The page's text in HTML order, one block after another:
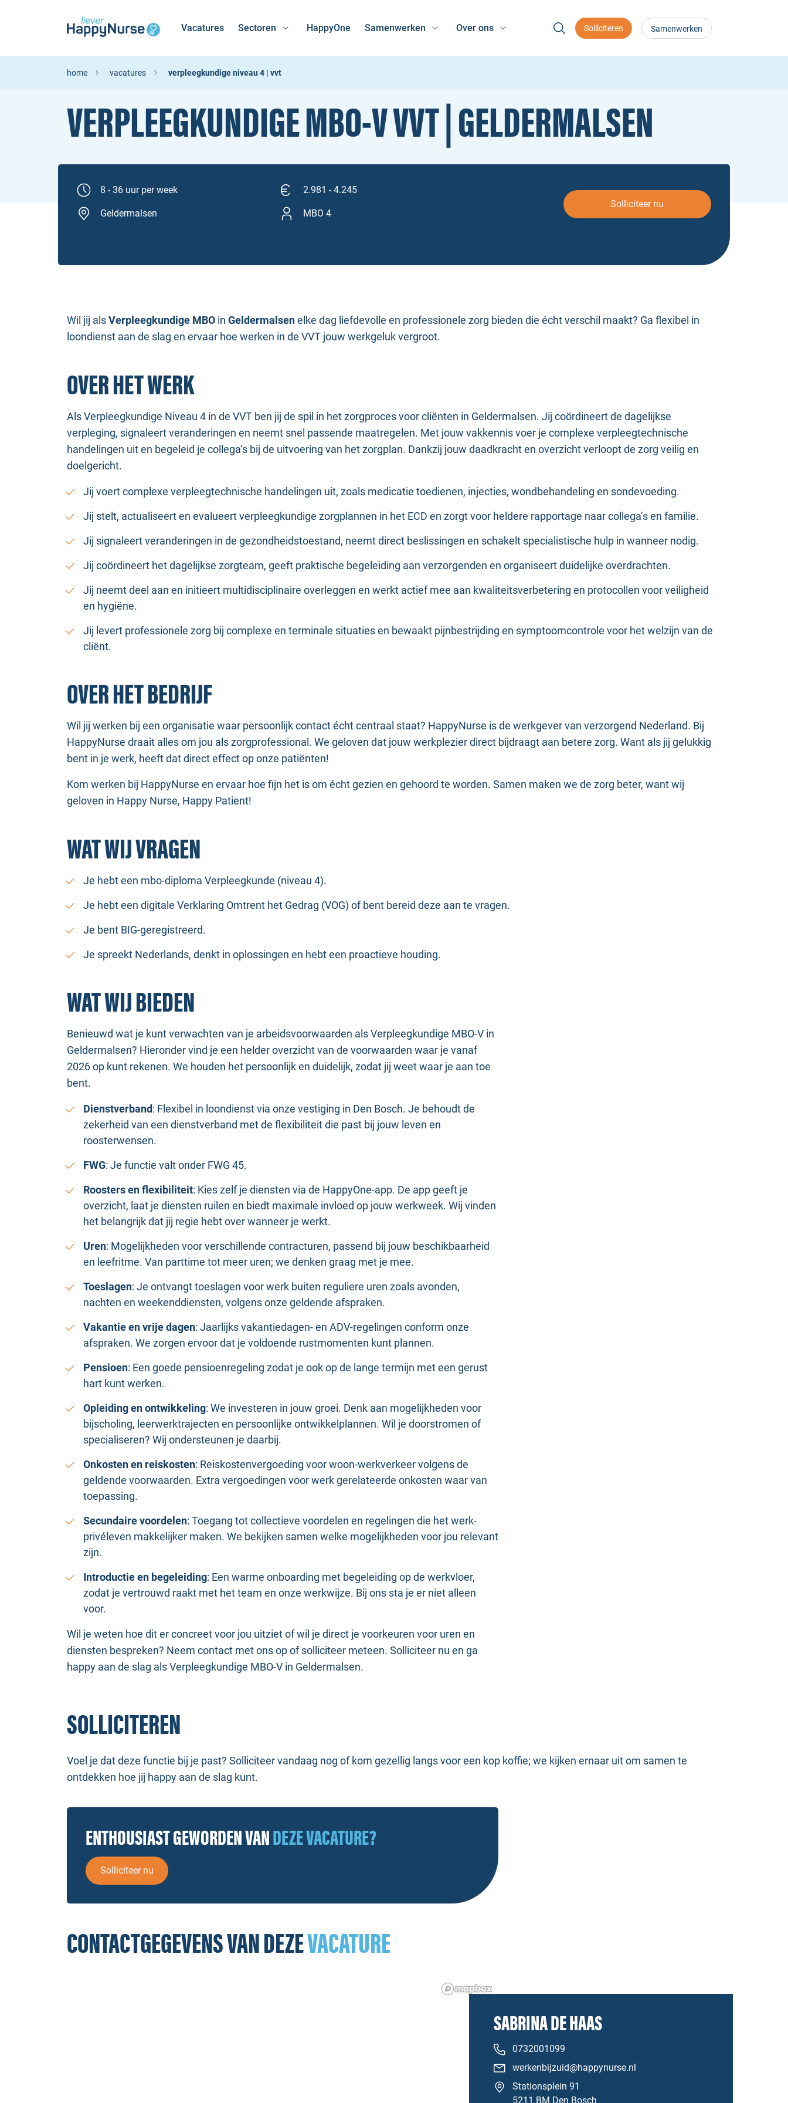
Vacatures Sectoren HappyOne Samenwerken Over ons Solliciteren Samenwerken
home vacatures verpleegkundige niveau 4 | vvt
VERPLEEGKUNDIGE MBO‑V VVT | GELDERMALSEN
8 - 36 uur per week 2.981 - 4.245
Geldermalsen MBO 4
Solliciteer nu
Wil jij alsVerpleegkundige MBO in Geldermalsenelke dag liefdevolle en professionele zorg bieden die écht verschil maakt? Ga flexibel in
loondienst aan de slag en ervaar hoe werken in de VVT jouw werkgeluk vergroot.
OVER HET WERK
Als Verpleegkundige Niveau 4 in de VVT ben jij de spil in het zorgproces voor cliënten in Geldermalsen. Jij coördineert de dagelijkse
verpleging, signaleert veranderingen en neemt snel passende maatregelen. Met jouw vakkennis voer je complexe verpleegtechnische
handelingen uit en begeleid je collega’s bij de uitvoering van het zorgplan. Dankzij jouw daadkracht en overzicht verloopt de zorg veilig en
doelgericht.
Jij voert complexe verpleegtechnische handelingen uit, zoals medicatie toedienen, injecties, wondbehandeling en sondevoeding.
Jij stelt, actualiseert en evalueert verpleegkundige zorgplannen in het ECD en zorgt voor heldere rapportage naar collega’s en familie.
Jij signaleert veranderingen in de gezondheidstoestand, neemt direct beslissingen en schakelt specialistische hulp in wanneer nodig.
Jij coördineert het dagelijkse zorgteam, geeft praktische begeleiding aan verzorgenden en organiseert duidelijke overdrachten.
Jij neemt deel aan en initieert multidisciplinaire overleggen en werkt actief mee aan kwaliteitsverbetering en protocollen voor veiligheid
en hygiëne.
Jij levert professionele zorg bij complexe en terminale situaties en bewaakt pijnbestrijding en symptoomcontrole voor het welzijn van de
cliënt.
OVER HET BEDRIJF
Wil jij werken bij een organisatie waar persoonlijk contact écht centraal staat? HappyNurse is de werkgever van verzorgend Nederland. Bij
HappyNurse draait alles om jou als zorgprofessional. We geloven dat jouw werkplezier direct bijdraagt aan betere zorg. Want als jij gelukkig
bent in je werk, heeft dat direct effect op onze patiënten!
Kom werken bij HappyNurse en ervaar hoe fijn het is om écht gezien en gehoord te worden. Samen maken we de zorg beter, want wij
geloven in Happy Nurse, Happy Patient!
WAT WIJ VRAGEN
Je hebt een mbo-diploma Verpleegkunde (niveau 4).
Je hebt een digitale Verklaring Omtrent het Gedrag (VOG) of bent bereid deze aan te vragen.
Je bent BIG-geregistreerd.
Je spreekt Nederlands, denkt in oplossingen en hebt een proactieve houding.
WAT WIJ BIEDEN
Benieuwd wat je kunt verwachten van je arbeidsvoorwaarden als Verpleegkundige MBO-V in
Geldermalsen? Hieronder vind je een helder overzicht van de voorwaarden waar je vanaf
2026 op kunt rekenen. We houden het persoonlijk en duidelijk, zodat jij weet waar je aan toe
bent.
Dienstverband: Flexibel in loondienst via onze vestiging in Den Bosch. Je behoudt de
zekerheid van een dienstverband met de flexibiliteit die past bij jouw leven en
roosterwensen.
FWG: Je functie valt onder FWG 45.
Roosters en flexibiliteit: Kies zelf je diensten via de HappyOne-app. De app geeft je
overzicht, laat je diensten ruilen en biedt maximale invloed op jouw werkweek. Wij vinden
het belangrijk dat jij regie hebt over wanneer je werkt.
Uren: Mogelijkheden voor verschillende contracturen, passend bij jouw beschikbaarheid
en leefritme. Van parttime tot meer uren; we denken graag met je mee.
Toeslagen: Je ontvangt toeslagen voor werk buiten reguliere uren zoals avonden,
nachten en weekenddiensten, volgens onze geldende afspraken.
Vakantie en vrije dagen: Jaarlijks vakantiedagen- en ADV-regelingen conform onze
afspraken. We zorgen ervoor dat je voldoende rustmomenten kunt plannen.
Pensioen: Een goede pensioenregeling zodat je ook op de lange termijn met een gerust
hart kunt werken.
Opleiding en ontwikkeling: We investeren in jouw groei. Denk aan mogelijkheden voor
bijscholing, leerwerktrajecten en persoonlijke ontwikkelplannen. Wil je doorstromen of
specialiseren? Wij ondersteunen je daarbij.
Onkosten en reiskosten: Reiskostenvergoeding voor woon-werkverkeer volgens de
geldende voorwaarden. Extra vergoedingen voor werk gerelateerde onkosten waar van
toepassing.
Secundaire voordelen: Toegang tot collectieve voordelen en regelingen die het werk-
privéleven makkelijker maken. We bekijken samen welke mogelijkheden voor jou relevant
zijn.
Introductie en begeleiding: Een warme onboarding met begeleiding op de werkvloer,
zodat je vertrouwd raakt met het team en onze werkwijze. Bij ons sta je er niet alleen
voor.
Wil je weten hoe dit er concreet voor jou uitziet of wil je direct je voorkeuren voor uren en
diensten bespreken? Neem contact met ons op of solliciteer meteen. Solliciteer nu en ga
happy aan de slag als Verpleegkundige MBO-V in Geldermalsen.
SOLLICITEREN
Voel je dat deze functie bij je past? Solliciteer vandaag nog of kom gezellig langs voor een kop koffie; we kijken ernaar uit om samen te
ontdekken hoe jij happy aan de slag kunt.
ENTHOUSIAST GEWORDEN VANDEZE VACATURE?
Solliciteer nu
CONTACTGEGEVENS VAN DEZEVACATURE
SABRINA DE HAAS
0732001099
werkenbijzuid@happynurse.nl
Stationsplein 91
5211 BM Den Bosch